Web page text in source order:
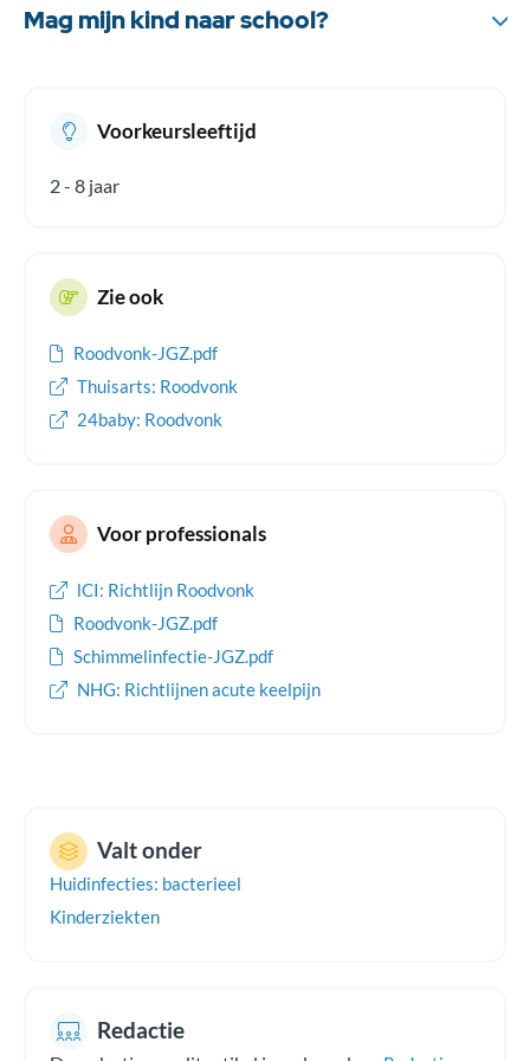
verdwijnt gaat de huid aan de handen en voeten schilferen. In
zeldzame gevallen kunnen ontstekingen aan de gewrichten,
Mag mijn kind naar school?
kind is al besmettelijk voordat het verschijnselen krijgt. Als
thuishouden verspreiding niet voorkomen. Omdat het om een
Valt onder
Huidinfecties: bacterieel
Kinderziekten
Redactie
Voorkeursleeftijd
2 - 8 jaar
Zie ook
Roodvonk-JGZ.pdf
Thuisarts: Roodvonk
24baby: Roodvonk
Voor professionals
lCI: Richtlijn Roodvonk
Roodvonk-JGZ.pdf
Schimmelinfectie-JGZ.pdf
NHG: Richtlijnen acute keelpijn